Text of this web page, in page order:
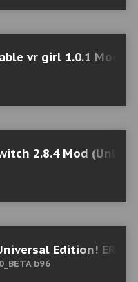
vr girl 1.0.1 Mod
2.8.4 Mod
Edition!
b96